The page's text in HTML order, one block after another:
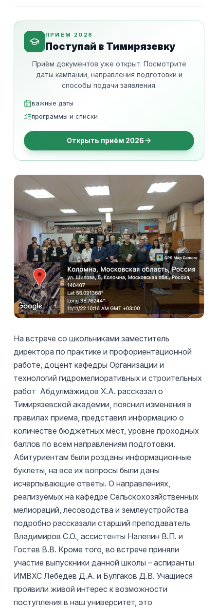
ПРИЁМ 2026
Поступай в Тимирязевку
Приём документов уже открыт. Посмотрите
даты кампании, направления подготовки и
способы подачи заявления.
важные даты
программы и списки
Открыть приём 2026
На встрече со школьниками заместитель
директора по практике и профориентационной
работе, доцент кафедры Организации и
технологий гидромелиоративных и строительных
работ Абдулмажидов Х.А. рассказал о
Тимирязевской академии, пояснил изменения в
правилах приема, представил информацию о
количестве бюджетных мест, уровне проходных
баллов по всем направлениям подготовки.
Абитуриентам были розданы информационные
буклеты, на все их вопросы были даны
исчерпывающие ответы. О направлениях,
реализуемых на кафедре Сельскохозяйственных
мелиораций, лесоводства и землеустройства
подробно рассказали старший преподаватель
Владимиров С.О., ассистенты Налепин В.П. и
Гостев В.В. Кроме того, во встрече приняли
участие выпускники данной школы – аспиранты
ИМВХС Лебедев Д.А. и Булгаков Д.В. Учащиеся
проявили живой интерес к возможности
поступления в наш университет, это